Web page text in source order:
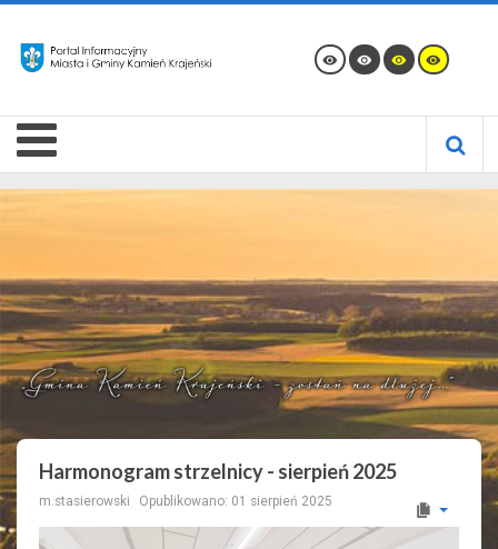
Harmonogram strzelnicy - sierpień 2025
m.stasierowski Opublikowano: 01 sierpień 2025